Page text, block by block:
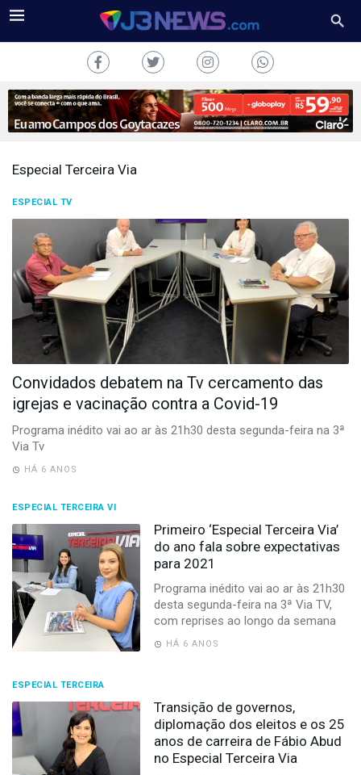
COLUNAS
FALE
CONOSCO
Copyright
Desenvolvido
por
Hesea
Tecnologia
Sistemas
Especial Terceira Via
ESPECIAL TV
Convidados debatem na Tv cercamento das
igrejas e vacinação contra a Covid-19
Programa inédito vai ao ar às 21h30 desta segunda-feira na 3ª
Via Tv
HÁ 6 ANOS
ESPECIAL TERCEIRA VI
Primeiro ‘Especial Terceira Via’
do ano fala sobre expectativas
para 2021
Programa inédito vai ao ar às 21h30
desta segunda-feira na 3ª Via TV,
com reprises ao longo da semana
HÁ 6 ANOS
ESPECIAL TERCEIRA
Transição de governos,
diplomação dos eleitos e os 25
anos de carreira de Fábio Abud
no Especial Terceira Via